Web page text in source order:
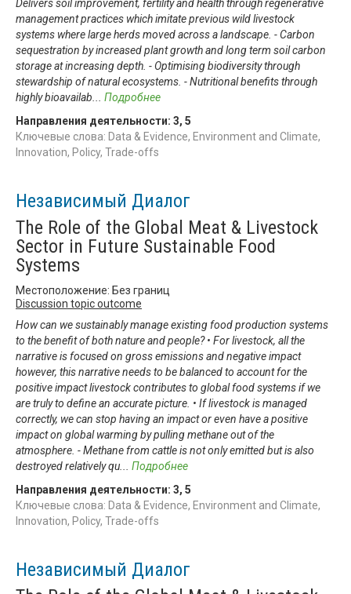
Delivers soil improvement, fertility and health through regenerative
management practices which imitate previous wild livestock
systems where large herds moved across a landscape. - Carbon
sequestration by increased plant growth and long term soil carbon
storage at increasing depth. - Optimising biodiversity through
stewardship of natural ecosystems. - Nutritional benefits through
highly bioavailab
Подробнее
Направления деятельности: 3, 5
Ключевые слова: Data & Evidence, Environment and Climate,
Innovation, Policy, Trade-offs
Независимый Диалог
The Role of the Global Meat & Livestock
Sector in Future Sustainable Food
Systems
Местоположение: Без границ
Discussion topic outcome
How can we sustainably manage existing food production systems
to the benefit of both nature and people? • For livestock, all the
narrative is focused on gross emissions and negative impact
however, this narrative needs to be balanced to account for the
positive impact livestock contributes to global food systems if we
are truly to define an accurate picture. • If livestock is managed
correctly, we can stop having an impact or even have a positive
impact on global warming by pulling methane out of the
atmosphere. - Methane from cattle is not only emitted but is also
destroyed relatively qu
Подробнее
Направления деятельности: 3, 5
Ключевые слова: Data & Evidence, Environment and Climate,
Innovation, Policy, Trade-offs
Независимый Диалог